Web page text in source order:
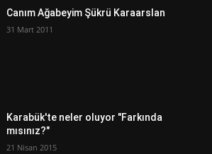
Canım Ağabeyim Şükrü Karaarslan
31 Mart 2011
Karabük'te neler oluyor "Farkında
mısınız?"
21 Nisan 2015